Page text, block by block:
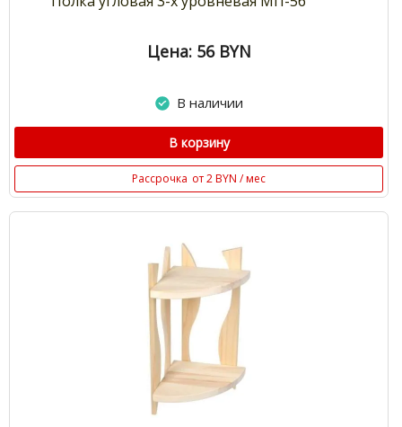
Цена: 56 BYN
В наличии
В корзину
Рассрочка от 2 BYN / мес